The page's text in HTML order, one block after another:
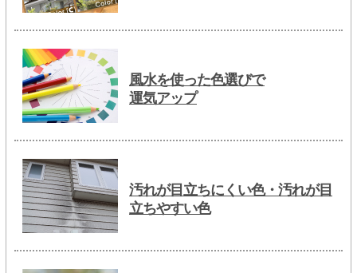
風水を使った色選びで
運気アップ
汚れが目立ちにくい色・汚れが目
立ちやすい色